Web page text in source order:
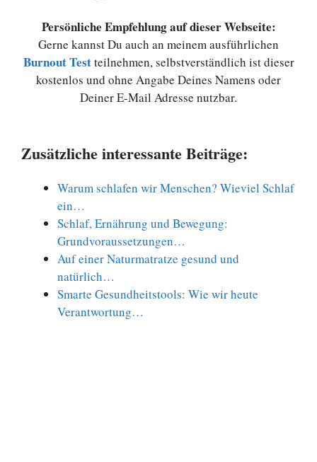
Persönliche Empfehlung auf dieser Webseite:
Gerne kannst Du auch an meinem ausführlichen
Burnout Testteilnehmen, selbstverständlich ist dieser
kostenlos und ohne Angabe Deines Namens oder
Deiner E-Mail Adresse nutzbar.
Zusätzliche interessante Beiträge:
Warum schlafen wir Menschen? Wieviel Schlaf
ein…
Schlaf, Ernährung und Bewegung:
Grundvoraussetzungen…
Auf einer Naturmatratze gesund und
natürlich…
Smarte Gesundheitstools: Wie wir heute
Verantwortung…